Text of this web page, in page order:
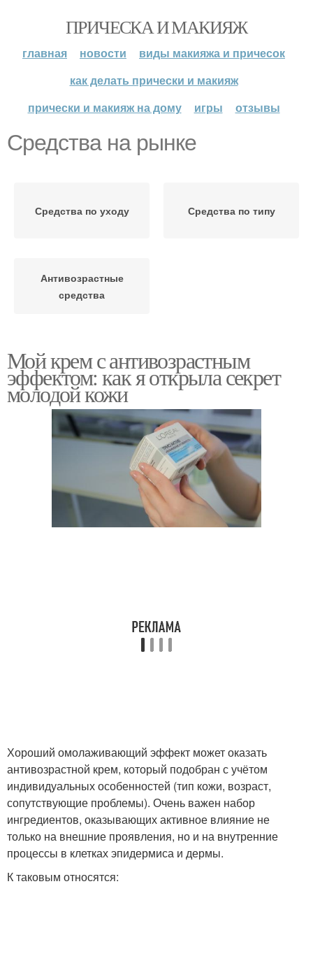
ПРИЧЕСКА И МАКИЯЖ
главная новости
виды макияжа и причесок
как делать прически и макияж
прически и макияж на дому
игры отзывы
Средства на рынке
Средства по уходу Средства по типу
Антивозрастные
средства
Мой крем с антивозрастным
эффектом: как я открыла секрет
молодой кожи
Хороший омолаживающий эффект может оказать
антивозрастной крем, который подобран с учётом
индивидуальных особенностей (тип кожи, возраст,
сопутствующие проблемы). Очень важен набор
ингредиентов, оказывающих активное влияние не
только на внешние проявления, но и на внутренние
процессы в клетках эпидермиса и дермы.
К таковым относятся: